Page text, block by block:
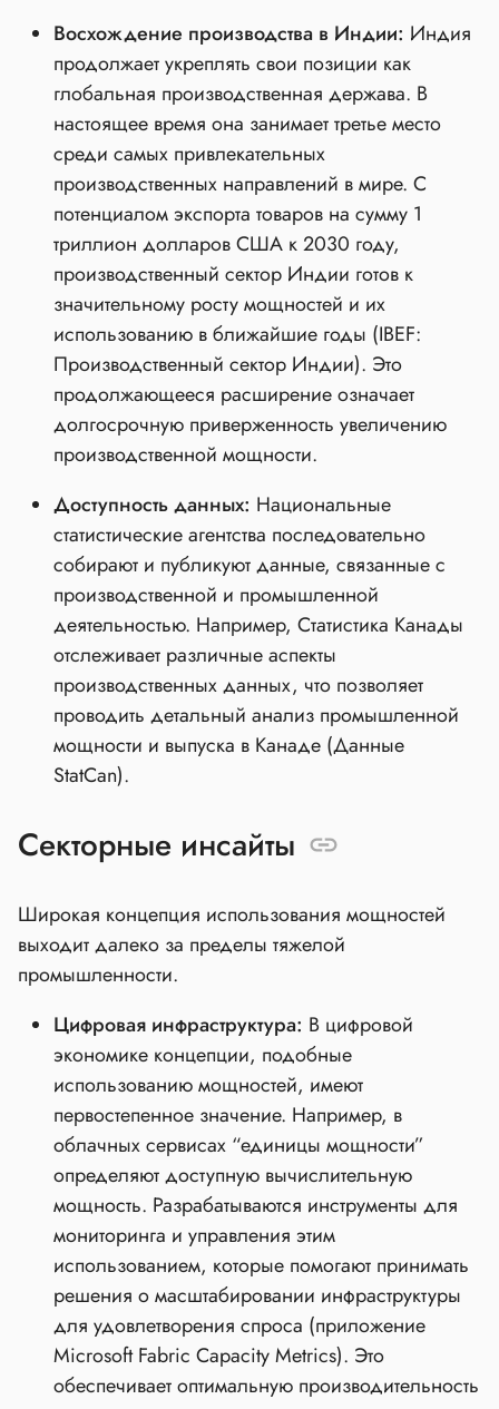
Восхождение производства в Индии: Индия
продолжает укреплять свои позиции как
глобальная производственная держава. В
настоящее время она занимает третье место
среди самых привлекательных
производственных направлений в мире. С
потенциалом экспорта товаров на сумму 1
триллион долларов США к 2030 году,
производственный сектор Индии готов к
значительному росту мощностей и их
использованию в ближайшие годы (IBEF:
Производственный сектор Индии). Это
продолжающееся расширение означает
долгосрочную приверженность увеличению
производственной мощности.
Доступность данных: Национальные
статистические агентства последовательно
собирают и публикуют данные, связанные с
производственной и промышленной
деятельностью. Например, Статистика Канады
отслеживает различные аспекты
производственных данных, что позволяет
проводить детальный анализ промышленной
мощности и выпуска в Канаде (Данные
StatCan).
Секторные инсайты
Широкая концепция использования мощностей
выходит далеко за пределы тяжелой
промышленности.
Цифровая инфраструктура: В цифровой
экономике концепции, подобные
использованию мощностей, имеют
первостепенное значение. Например, в
облачных сервисах “единицы мощности”
определяют доступную вычислительную
мощность. Разрабатываются инструменты для
мониторинга и управления этим
использованием, которые помогают принимать
решения о масштабировании инфраструктуры
для удовлетворения спроса (приложение
Microsoft Fabric Capacity Metrics). Это
обеспечивает оптимальную производительность